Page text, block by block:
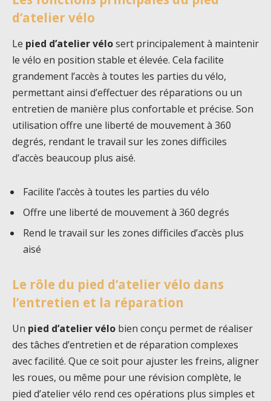
d’atelier vélo
Le pied d’atelier vélosert principalement à maintenir
le vélo en position stable et élevée. Cela facilite
grandement l’accès à toutes les parties du vélo,
permettant ainsi d’effectuer des réparations ou un
entretien de manière plus confortable et précise. Son
utilisation offre une liberté de mouvement à 360
degrés, rendant le travail sur les zones difficiles
d’accès beaucoup plus aisé.
Facilite l’accès à toutes les parties du vélo
Offre une liberté de mouvement à 360 degrés
Rend le travail sur les zones difficiles d’accès plus
aisé
Le rôle du pied d’atelier vélo dans
l’entretien et la réparation
Un pied d’atelier vélo bien conçu permet de réaliser
des tâches d’entretien et de réparation complexes
avec facilité. Que ce soit pour ajuster les freins, aligner
les roues, ou même pour une révision complète, le
pied d’atelier vélo rend ces opérations plus simples et